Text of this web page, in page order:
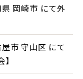
岡崎市 にて外
市 守山区 にて